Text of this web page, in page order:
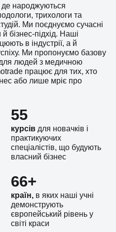
народжуються
трихологи та
Ми поєднуємо сучасні
бізнес-підхід. Наші
в індустрії, а й
Ми пропонуємо базову
для людей з медичною
працює для тих, хто
або лише мріє про
55
курсів для новачків і
практикуючих
спеціалістів, що будують
власний бізнес
66+
країн, в яких наші учні
демонструють
європейський рівень у
світі краси